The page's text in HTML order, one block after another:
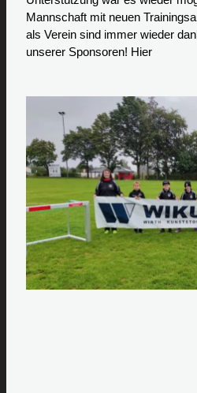
Mannschaft mit neuen
als Verein sind immer wieder
unserer Sponsoren! Hier